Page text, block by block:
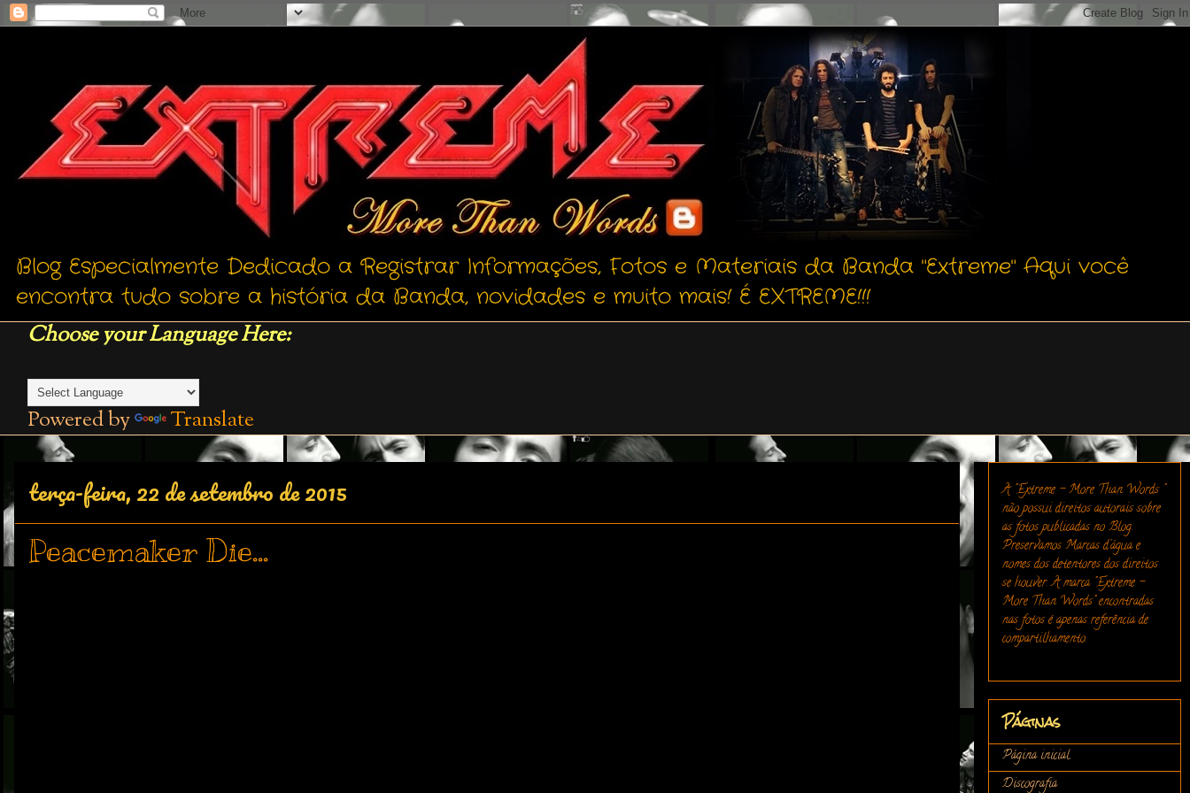
Blog Especialmente Dedicado a Registrar Informações, Fotos e Materiais da Banda "Extreme" Aqui você
encontra tudo sobre a história da Banda, novidades e muito mais! É EXTREME!!!
Choose your Language Here:
Powered by Translate
terça-feira, 22 de setembro de 2015
Peacemaker Die...
A "Extreme - More Than Words "
não possui direitos autorais sobre
as fotos publicadas no Blog.
Preservamos Marcas d'água e
nomes dos detentores dos direitos
se houver. A marca "Extreme -
More Than Words" encontradas
nas fotos é apenas referência de
compartilhamento.
Páginas
Página inicial
Discografia